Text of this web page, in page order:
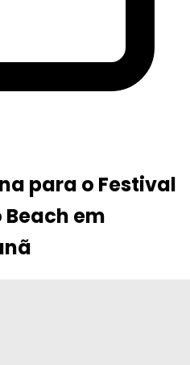
para o Festival
em